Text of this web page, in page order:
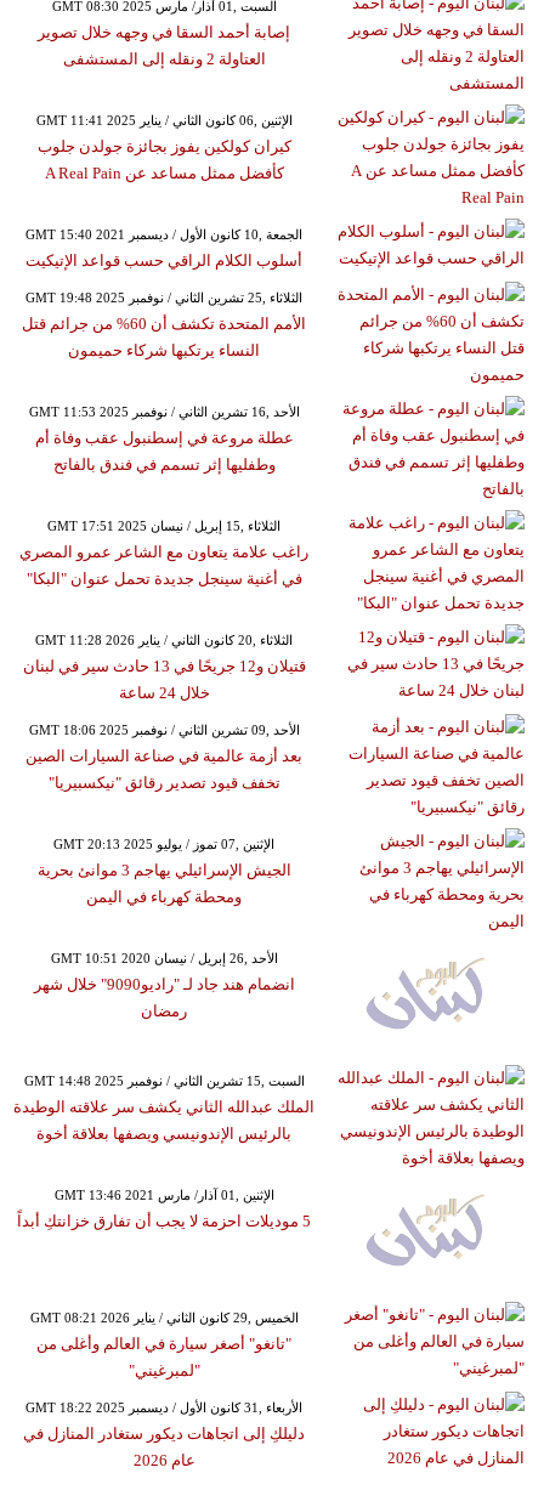
GMT 08:30 2025 السبت ,01 آذار/ مارس
إصابة أحمد السقا في وجهه خلال تصوير
العتاولة 2 ونقله إلى المستشفى
GMT 11:41 2025 الإثنين ,06 كانون الثاني / يناير
كيران كولكين يفوز بجائزة جولدن جلوب
كأفضل ممثل مساعد عن A Real Pain
GMT 15:40 2021 الجمعة ,10 كانون الأول / ديسمبر
أسلوب الكلام الراقي حسب قواعد الإتيكيت
GMT 19:48 2025 الثلاثاء ,25 تشرين الثاني / نوفمبر
الأمم المتحدة تكشف أن 60% من جرائم قتل
النساء يرتكبها شركاء حميمون
GMT 11:53 2025 الأحد ,16 تشرين الثاني / نوفمبر
عطلة مروعة في إسطنبول عقب وفاة أم
وطفليها إثر تسمم في فندق بالفاتح
GMT 17:51 2025 الثلاثاء ,15 إبريل / نيسان
راغب علامة يتعاون مع الشاعر عمرو المصري
في أغنية سينجل جديدة تحمل عنوان "البكا"
GMT 11:28 2026 الثلاثاء ,20 كانون الثاني / يناير
قتيلان و12 جريحًا في 13 حادث سير في لبنان
خلال 24 ساعة
GMT 18:06 2025 الأحد ,09 تشرين الثاني / نوفمبر
بعد أزمة عالمية في صناعة السيارات الصين
تخفف قيود تصدير رقائق "نيكسبيريا"
GMT 20:13 2025 الإثنين ,07 تموز / يوليو
الجيش الإسرائيلي يهاجم 3 موانئ بحرية
ومحطة كهرباء في اليمن
GMT 10:51 2020 الأحد ,26 إبريل / نيسان
انضمام هند جاد لـ "راديو9090" خلال شهر
رمضان
GMT 14:48 2025 السبت ,15 تشرين الثاني / نوفمبر
الملك عبدالله الثاني يكشف سر علاقته الوطيدة
بالرئيس الإندونيسي ويصفها بعلاقة أخوة
GMT 13:46 2021 الإثنين ,01 آذار/ مارس
5 موديلات احزمة لا يجب أن تفارق خزانتكِ أبداً
GMT 08:21 2026 الخميس ,29 كانون الثاني / يناير
"تانغو" أصغر سيارة في العالم وأغلى من
"لمبرغيني"
GMT 18:22 2025 الأربعاء ,31 كانون الأول / ديسمبر
دليلكِ إلى اتجاهات ديكور ستغادر المنازل في
عام 2026